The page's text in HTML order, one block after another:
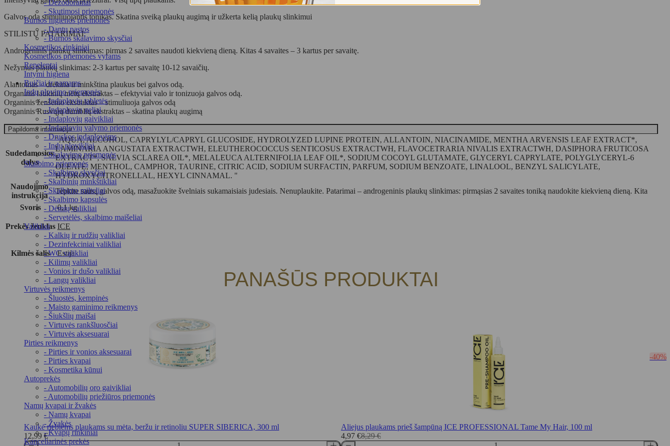
- Dezodorantai
- Skutimosi priemonės
Burnos higienos priemonės
- Dantų pastos
- Burnos skalavimo skysčiai
Kosmetikos rinkiniai
Kosmetikos priemonės vyrams
Repelentai
Intymi higiena
Buičiai ir namams
Indų plovimo priemonės
- Indaplovių tabletės
- Indaplovių geliai
- Indaplovių gaivikliai
- Indaplovių valymo priemonės
- Druskos indaplovėms
- Indų plovikliai
- Skalavimo priemonės
Skalbimo priemonės
- Skalbimo skysčiai
- Skalbinių minkštikliai
- Skalbimo milteliai
- Skalbimo kapsulės
- Dėmių valikliai
- Servetėlės, skalbimo maišeliai
Valikliai
- Kalkių ir rudžių valikliai
- Dezinfekciniai valikliai
- WC valikliai
- Kilimų valikliai
- Vonios ir dušo valikliai
- Langų valikliai
Virtuvės reikmenys
- Šluostės, kempinės
- Maisto gaminimo reikmenys
- Šiukšlių maišai
- Virtuvės rankšluosčiai
- Virtuvės aksesuarai
Pirties reikmenys
- Pirties ir vonios aksesuarai
- Pirties kvapai
- Kosmetika kūnui
Autoprekės
- Automobilių oro gaivikliai
- Automobilių priežiūros priemonės
Namų kvapai ir žvakės
- Namų kvapai
- Žvakės
- Kvapų rinkiniai
Kanceliarinės prekės
Galvos odą stimuliuojantis tonikas. Skatina sveiką plaukų augimą ir užkerta kelią plaukų slinkimui
STILISTŲ PATARIMAI:
Androgeninis plaukų slinkimas: pirmas 2 savaites naudoti kiekvieną dieną. Kitas 4 savaites – 3 kartus per savaitę.
Nežymus plaukų slinkimas: 2-3 kartus per savaitę 10-12 savaičių.
Alantoinas – drėkina ir minkština plaukus bei galvos odą.
Organinis laukinių mėtų ekstraktas – efektyviai valo ir tonizuoja galvos odą.
Organinis ženšenio ekstraktas – stimuliuoja galvos odą
Organinis Rusvųjų dumblių ekstraktas – skatina plaukų augimą
Papildoma informacija
Sudedamosios
dalys
"AQUA, ALCOHOL, CAPRYLYL/CAPRYL GLUCOSIDE, HYDROLYZED LUPINE PROTEIN, ALLANTOIN, NIACINAMIDE, MENTHA ARVENSIS LEAF EXTRACT*,
LAMINARIA ANGUSTATA EXTRACTWH, ELEUTHEROCOCCUS SENTICOSUS EXTRACTWH, FLAVOCETRARIA NIVALIS EXTRACTWH, DASIPHORA FRUTICOSA
EXTRACT*, SALVIA SCLAREA OIL*, MELALEUCA ALTERNIFOLIA LEAF OIL*, SODIUM COCOYL GLUTAMATE, GLYCERYL CAPRYLATE, POLYGLYCERYL-6
OLEATE, MENTHOL, CAMPHOR, TAURINE, CITRIC ACID, SODIUM SURFACTIN, PARFUM, SODIUM BENZOATE, LINALOOL, BENZYL SALICYLATE,
HYDROXYCITRONELLAL, HEXYL CINNAMAL. "
Naudojimo
instrukcija
Tepkite sausą galvos odą, masažuokite švelniais sukamaisiais judesiais. Nenuplaukite. Patarimai – androgeninis plaukų slinkimas: pirmąsias 2 savaites toniką naudokite kiekvieną dieną. Kita
Svoris
0,1 kg
Prekės ženklas ICE
Kilmės šalis Estija
PANAŠŪS PRODUKTAI
Kaukė riebiems plaukams su mėta, beržu ir retinoliu SUPER SIBERICA, 300 ml
12,99 €
-40%
Aliejus plaukams prieš šampūną ICE PROFESSIONAL Tame My Hair, 100 ml
8,29€
Original
4,97 €
Current